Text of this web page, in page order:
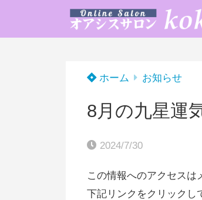
ホーム お知らせ
8月の九星運
2024/7/30
この情報へのアクセスは
下記リンクをクリックし